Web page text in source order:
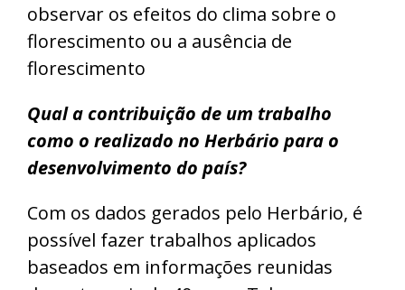
observar os efeitos do clima sobre o
florescimento ou a ausência de
florescimento
Qual a contribuição de um trabalho
como o realizado no Herbário para o
desenvolvimento do país?
Com os dados gerados pelo Herbário, é
possível fazer trabalhos aplicados
baseados em informações reunidas